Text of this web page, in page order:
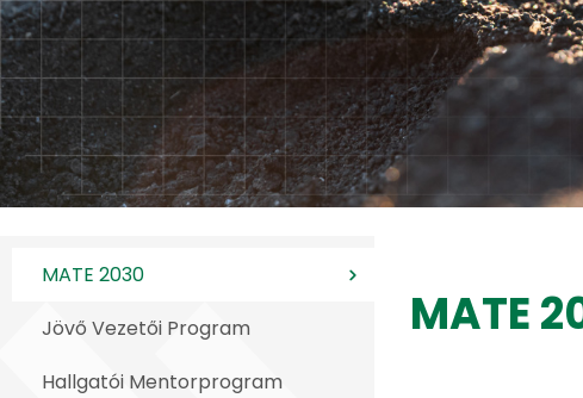
MATE 2030
Jövő Vezetői Program
Hallgatói Mentorprogram
MATE